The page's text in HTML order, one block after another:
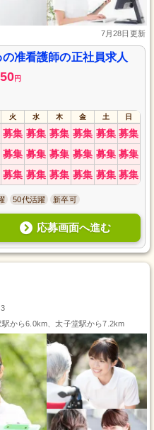
7月28日更新
准看護師の正社員求人
円
火 水 木 金 土 日
募集 募集 募集 募集 募集 募集
募集 募集 募集 募集 募集 募集
募集 募集 募集 募集 募集 募集
50代活躍 新卒可
応募画面へ進む
から6.0km、太子堂駅から7.2km